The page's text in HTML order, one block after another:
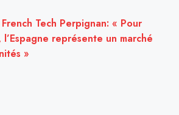
Tech Perpignan: « Pour
représente un marché
»